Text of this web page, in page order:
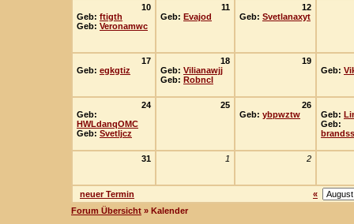
10
Geb: ftigth
Geb: Veronamwc
11
Geb: Evajod
12
Geb: Svetlanaxyt
17
Geb: egkgtiz
18
Geb: Vilianawjj
Geb: Robncl
19
Geb:
24
Geb:
HWLdanqOMC
Geb: Svetljcz
25
26
Geb: ybpwztw Geb:
Geb:
31 1 2
neuer Termin
«
Forum Übersicht » Kalender